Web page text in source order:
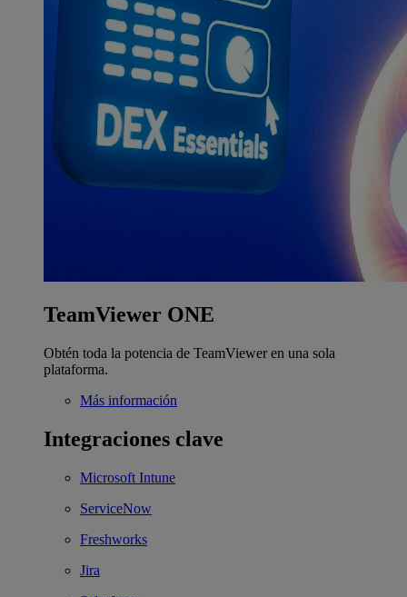
TeamViewer ONE
Obtén toda la potencia de TeamViewer en una sola
plataforma.
Más información
Integraciones clave
Microsoft Intune
ServiceNow
Freshworks
Jira